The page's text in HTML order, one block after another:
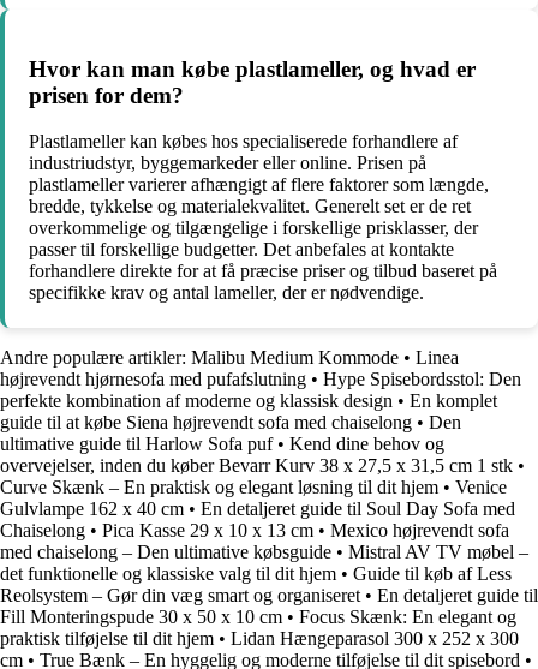
Hvor kan man købe plastlameller, og hvad er
prisen for dem?
Plastlameller kan købes hos specialiserede forhandlere af
industriudstyr, byggemarkeder eller online. Prisen på
plastlameller varierer afhængigt af flere faktorer som længde,
bredde, tykkelse og materialekvalitet. Generelt set er de ret
overkommelige og tilgængelige i forskellige prisklasser, der
passer til forskellige budgetter. Det anbefales at kontakte
forhandlere direkte for at få præcise priser og tilbud baseret på
specifikke krav og antal lameller, der er nødvendige.
Andre populære artikler: Malibu Medium Kommode • Linea
højrevendt hjørnesofa med pufafslutning • Hype Spisebordsstol: Den
perfekte kombination af moderne og klassisk design • En komplet
guide til at købe Siena højrevendt sofa med chaiselong • Den
ultimative guide til Harlow Sofa puf• Kend dine behov og
overvejelser, inden du køber Bevarr Kurv 38 x 27,5 x 31,5 cm 1 stk •
Curve Skænk – En praktisk og elegant løsning til dit hjem • Venice
Gulvlampe 162 x 40 cm • En detaljeret guide til Soul Day Sofa med
Chaiselong • Pica Kasse 29 x 10 x 13 cm • Mexico højrevendt sofa
med chaiselong – Den ultimative købsguide • Mistral AV TV møbel –
det funktionelle og klassiske valg til dit hjem • Guide til køb af Less
Reolsystem – Gør din væg smart og organiseret • En detaljeret guide til
Fill Monteringspude 30 x 50 x 10 cm • Focus Skænk: En elegant og
praktisk tilføjelse til dit hjem • Lidan Hængeparasol 300 x 252 x 300
cm • True Bænk – En hyggelig og moderne tilføjelse til dit spisebord •